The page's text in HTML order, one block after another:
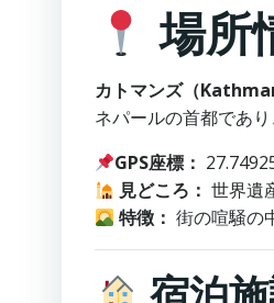
場所
カトマンズ（
ネパールの首都であ
GPS座標：
見どころ： 世界遺
特徴： 街の喧騒の